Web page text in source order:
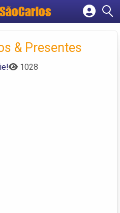
SãoCarlos
empresa
conta
& Presentes
1028